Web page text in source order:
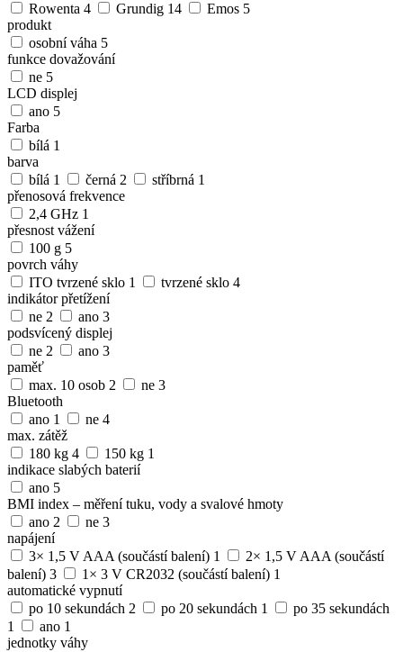
Rowenta 4 Grundig 14 Emos 5
produkt
osobní váha 5
funkce dovažování
ne 5
LCD displej
ano 5
Farba
bílá 1
barva
bílá 1 černá 2 stříbrná 1
přenosová frekvence
2,4 GHz 1
přesnost vážení
100 g 5
povrch váhy
ITO tvrzené sklo 1 tvrzené sklo 4
indikátor přetížení
ne 2 ano 3
podsvícený displej
ne 2 ano 3
paměť
max. 10 osob 2 ne 3
Bluetooth
ano 1 ne 4
max. zátěž
180 kg 4 150 kg 1
indikace slabých baterií
ano 5
BMI index – měření tuku, vody a svalové hmoty
ano 2 ne 3
napájení
3× 1,5 V AAA (součástí balení) 1
2× 1,5 V AAA (součástí
balení) 3 1× 3 V CR2032 (součástí balení) 1
automatické vypnutí
po 10 sekundách 2 po 20 sekundách 1
po 35 sekundách
1
ano 1
jednotky váhy